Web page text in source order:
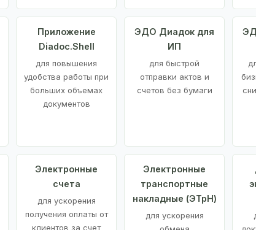
Приложение
Diadoc.Shell
для повышения
удобства работы при
больших объемах
документов
ЭДО Диадок для
ИП
для быстрой
отправки актов и
счетов без бумаги
Электронные
счета
для ускорения
получения оплаты от
клиентов за счет
Электронные
транспортные
накладные (ЭТрН)
для ускорения